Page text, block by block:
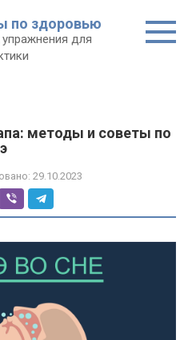
по здоровью
для
методы и советы по
29.10.2023